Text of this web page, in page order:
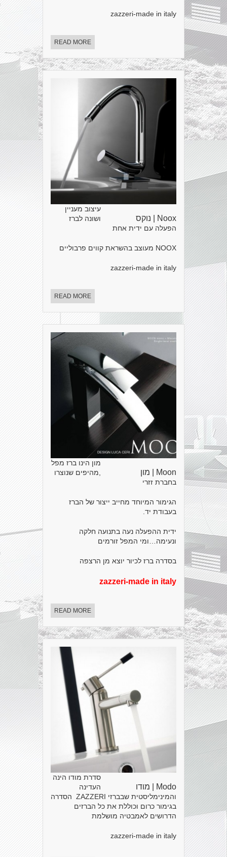
zazzeri-made in italy
READ MORE
Noox | נוקס
עיצוב מעניין
ושונה לברז
הפעלה עם ידית אחת
NOOX מעוצב בהשראת קווים פרבוליים
zazzeri-made in italy
READ MORE
Moon | מון
מון הינו ברז מפל
,מהיפים שנוצרו
בחברת זזרי
הגימור המיוחד מחייב ייצור של הברז
בעבודת יד.
ידית ההפעלה נעה בתנועה חלקה
ונעימה…ומי המפל זורמים
בסדרה ברז לכיור יוצא מן הרצפה
zazzeri-made in italy
READ MORE
Modo | מודו
סדרת מודו הינה
העדינה
והמינימליסטית שבברזי ZAZZERI הסדרה
בגימור כרום וכוללת את כל הברזים
הדרושים לאמבטיה מושלמת
zazzeri-made in italy